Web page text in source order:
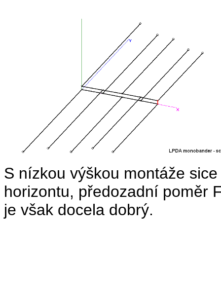
S nízkou výškou montáže
horizontu, předozadní poměr
je však docela dobrý.